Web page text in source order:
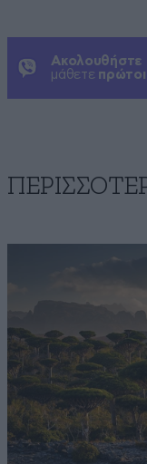
Ακολουθήστε
μάθετε πρώτοι